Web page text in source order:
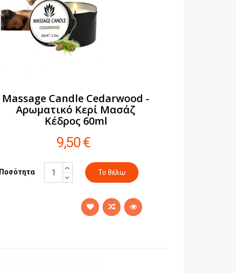
Massage Candle Cedarwood -
Αρωματικό Κερί Μασάζ
Κέδρος 60ml
9,50 €
Ποσότητα